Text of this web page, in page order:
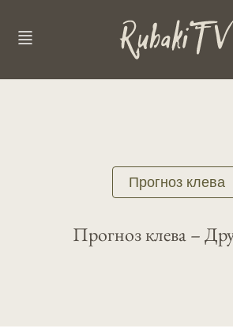
Прогноз клева
Прогноз клева –